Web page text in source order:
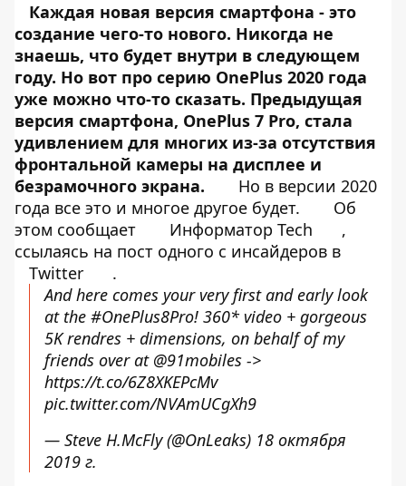
Каждая новая версия смартфона - это
создание чего-то нового. Никогда не
знаешь, что будет внутри в следующем
году. Но вот про серию OnePlus 2020 года
уже можно что-то сказать. Предыдущая
версия смартфона, OnePlus 7 Pro, стала
удивлением для многих из-за отсутствия
фронтальной камеры на дисплее и
безрамочного экрана.
Но в версии 2020
года все это и многое другое будет.
Об
этом сообщает
Информатор Tech
,
ссылаясь на пост одного с инсайдеров в
Twitter
.
And here comes your very first and early look
at the #OnePlus8Pro! 360* video + gorgeous
5K rendres + dimensions, on behalf of my
friends over at @91mobiles ->
https://t.co/6Z8XKEPcMv
pic.twitter.com/NVAmUCgXh9
— Steve H.McFly (@OnLeaks) 18 октября
2019 г.